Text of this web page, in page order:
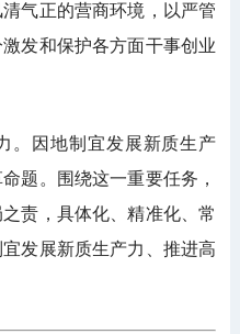
气正的营商环境，以严管
发和保护各方面干事创业
因地制宜发展新质生产
题。围绕这一重要任务，
责，具体化、精准化、常
发展新质生产力、推进高